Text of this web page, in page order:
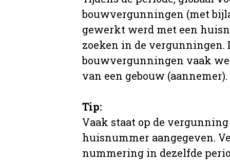
bouwvergunningen (met
gewerkt werd met een
zoeken in de vergunningen.
bouwvergunningen vaak
van een gebouw (aannemer).
Tip:
Vaak staat op de
huisnummer aangegeven.
nummering in dezelfde